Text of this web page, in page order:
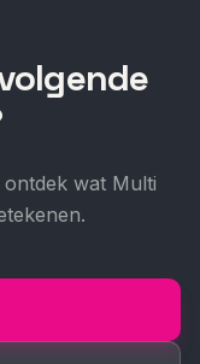
wat Multi